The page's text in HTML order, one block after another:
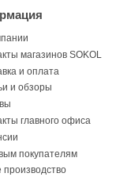
магазинов SOKOL
и оплата
и обзоры
главного офиса
покупателям